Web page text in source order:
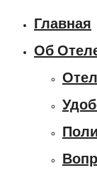
Главная
Об